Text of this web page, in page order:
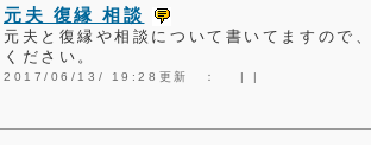
元夫 復縁 相談
元夫と復縁や相談について書いてますので
ください。
2017/06/13/ 19:28更新 ： | |